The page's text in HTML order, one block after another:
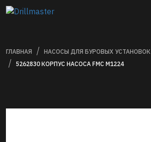
ГЛАВНАЯ НАСОСЫ ДЛЯ БУРОВЫХ УСТАНОВОК
5262830 КОРПУС НАСОСА FMC M1224